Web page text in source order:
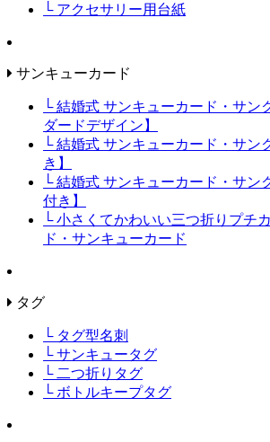
└ アクセサリー用台紙
サンキューカード
└ 結婚式 サンキューカード・サン
ダードデザイン】
└ 結婚式 サンキューカード・サン
き】
└ 結婚式 サンキューカード・サン
付き】
└ 小さくてかわいい三つ折りプチ
ド・サンキューカード
タグ
└ タグ型名刺
└ サンキュータグ
└ 二つ折りタグ
└ ボトルキープタグ